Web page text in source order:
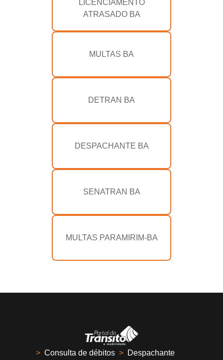
LICENCIAMENTO
ATRASADO BA
MULTAS BA
DETRAN BA
DESPACHANTE BA
SENATRAN BA
MULTAS PARAMIRIM-BA
> Consulta de débitos > Despachante